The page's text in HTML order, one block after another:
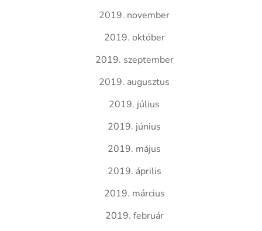
2019. november
2019. október
2019. szeptember
2019. augusztus
2019. július
2019. június
2019. május
2019. április
2019. március
2019. február